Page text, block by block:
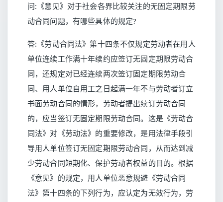
问:《意见》对于社会各界比较关注的无固定期限劳
动合同问题，有哪些具体的规定?
答:《劳动合同法》第十四条不仅规定劳动者在用人
单位连续工作满十年续约应签订无固定期限劳动合
同，还规定对已经连续两次签订固定期限劳动合
同、用人单位自用工之日起满一年不与劳动者订立
书面劳动合同的情形，劳动者提出续订劳动合同
的，应当签订无固定期限劳动合同。这是《劳动合
同法》对《劳动法》的重要修改，是用法律手段引
导用人单位签订无固定期限劳动合同，从而达到减
少劳动合同短期化、保护劳动者权益的目的。根据
《意见》的规定，用人单位恶意规避《劳动合同
法》第十四条的下列行为，应认定为无效行为，劳